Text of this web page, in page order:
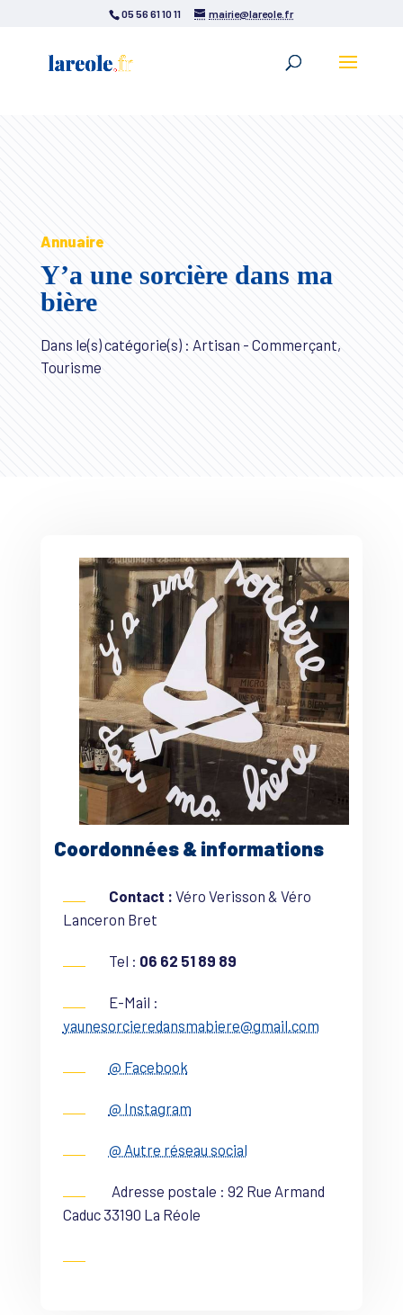
05 56 61 10 11 mairie@lareole.fr
Annuaire
Y’a une sorcière dans ma
bière
Dans le(s) catégorie(s) : Artisan - Commerçant,
Tourisme
Coordonnées & informations
Contact : Véro Verisson & Véro
Lanceron Bret
Tel : 06 62 51 89 89
E-Mail :
yaunesorcieredansmabiere@gmail.com
@ Facebook
@ Instagram
@ Autre réseau social
Adresse postale : 92 Rue Armand
Caduc 33190 La Réole